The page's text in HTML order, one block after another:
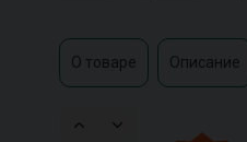
О товаре Описание